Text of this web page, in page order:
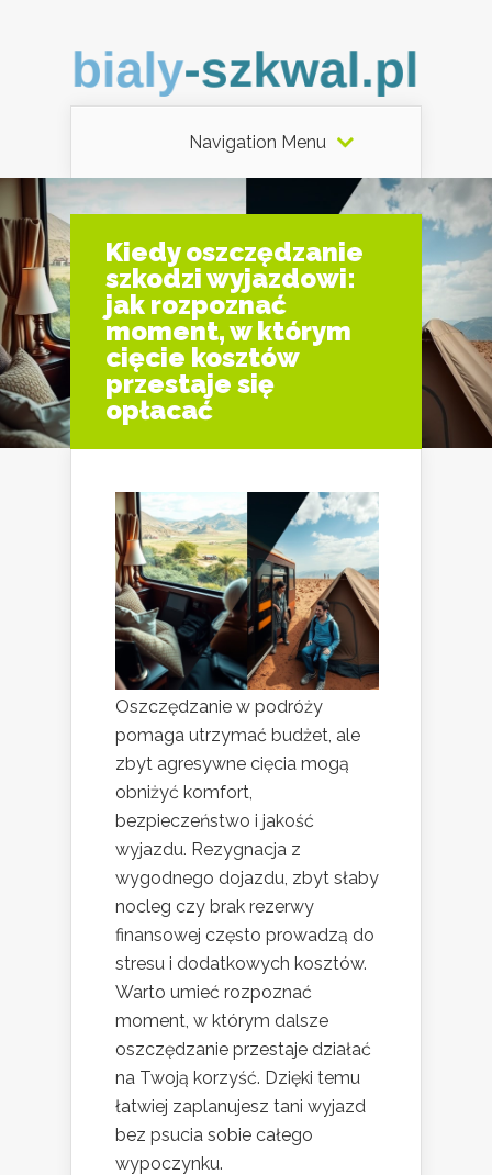
Navigation Menu
Kiedy oszczędzanie
szkodzi wyjazdowi:
jak rozpoznać
moment, w którym
cięcie kosztów
przestaje się
opłacać
Oszczędzanie w podróży
pomaga utrzymać budżet, ale
zbyt agresywne cięcia mogą
obniżyć komfort,
bezpieczeństwo i jakość
wyjazdu. Rezygnacja z
wygodnego dojazdu, zbyt słaby
nocleg czy brak rezerwy
finansowej często prowadzą do
stresu i dodatkowych kosztów.
Warto umieć rozpoznać
moment, w którym dalsze
oszczędzanie przestaje działać
na Twoją korzyść. Dzięki temu
łatwiej zaplanujesz tani wyjazd
bez psucia sobie całego
wypoczynku.